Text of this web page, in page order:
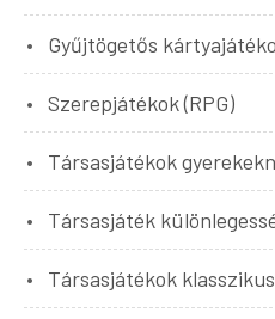
Gyűjtögetős
Szerepjátékok (RPG)
Társasjátékok
Társasjáték
Társasjátékok